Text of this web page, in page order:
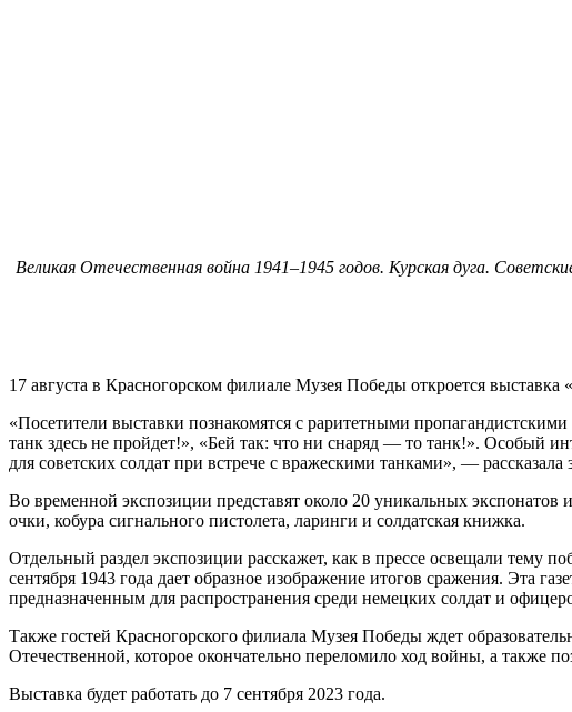
Великая Отечественная война 1941–1945 годов. Курская дуга.
17 августа в Красногорском филиале Музея Победы откроется
«Посетители выставки познакомятся с раритетными
танк здесь не пройдет!», «Бей так: что ни снаряд — то танк!». Особый
для советских солдат при встрече с вражескими танками», —
Во временной экспозиции представят около 20 уникальных
очки, кобура сигнального пистолета, ларинги и солдатская книжка.
Отдельный раздел экспозиции расскажет, как в прессе освещали тему
сентября 1943 года дает образное изображение итогов сражения. Эта
предназначенным для распространения среди немецких солдат и
Также гостей Красногорского филиала Музея Победы ждет
Отечественной, которое окончательно переломило ход войны, а также
Выставка будет работать до 7 сентября 2023 года.